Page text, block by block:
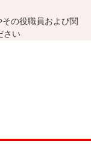
その役職員および関
さい